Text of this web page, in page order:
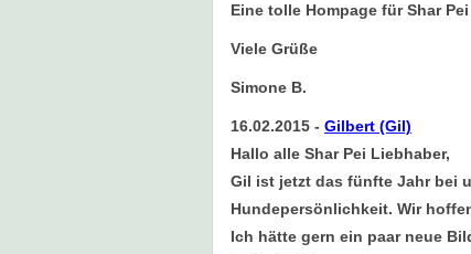
Eine tolle Hompage für Shar
Viele Grüße
Simone B.
16.02.2015 - Gilbert (Gil)
Hallo alle Shar Pei Liebhaber,
Gil ist jetzt das fünfte Jahr bei
Hundepersönlichkeit. Wir
Ich hätte gern ein paar neue